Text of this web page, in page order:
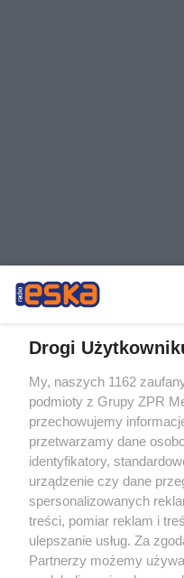
Żaden utwór zamieszczony w
rozpowszechniany lub dalej
tym także elektroniczny lub
eksploatacji w jakiejkolwiek
Internecie bez pisemnej zgody
wykorzystanie utworów w
tzn. bez właściwej zgody, jest
ścigane prawnie.
Drogi
My, naszych 1162
podmioty z Grupy ZPR
przechowujemy
przetwarzamy dane
identyfikatory,
urządzenie czy dane
spersonalizowanych
treści, pomiar reklam i
ulepszanie usług. Za
Partnerzy możemy